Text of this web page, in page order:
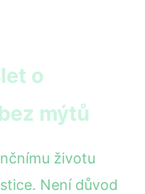
o
mýtů
životu
Není důvod